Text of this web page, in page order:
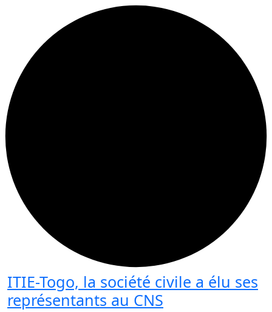
ITIE-Togo, la société civile a élu ses
représentants au CNS